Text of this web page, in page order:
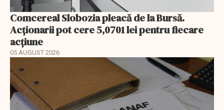
Comcereal Slobozia pleacă de la Bursă.
Acționarii pot cere 5,0701 lei pentru fiecare
acțiune
05 AUGUST 2026